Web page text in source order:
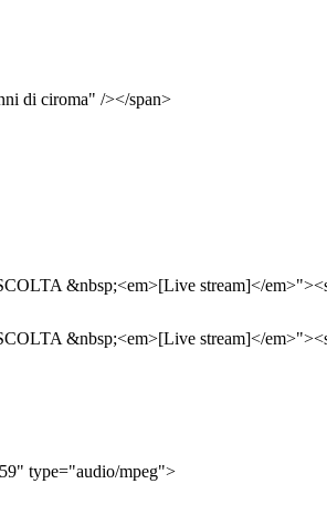
di ciroma" /></span>
&nbsp;<em>[Live stream]</
&nbsp;<em>[Live stream]</
type="audio/mpeg">